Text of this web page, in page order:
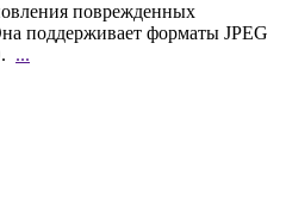
поврежденных
поддерживает форматы JPEG
...